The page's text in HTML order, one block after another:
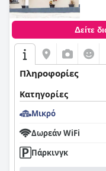
Δείτε
Πληροφορίες
Κατηγορίες
Μικρό
Δωρεάν WiFi
Πάρκινγκ